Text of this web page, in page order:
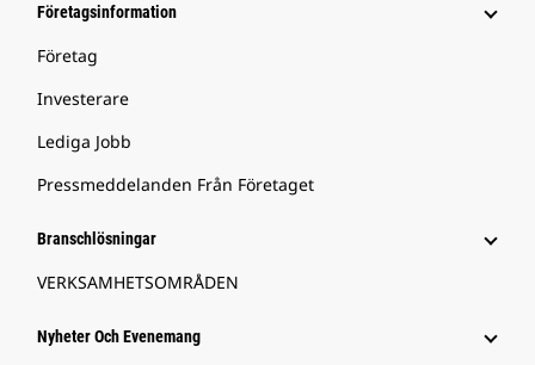
Företagsinformation
Företag
Investerare
Lediga Jobb
Pressmeddelanden Från Företaget
Branschlösningar
VERKSAMHETSOMRÅDEN
Nyheter Och Evenemang